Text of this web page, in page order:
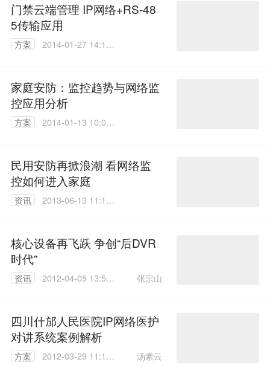
门禁云端管理 IP网络+RS-48
5传输应用
方案
2014-01-27 14:19:
家庭安防：监控趋势与网络监
控应用分析
方案
2014-01-13 10:06:
民用安防再掀浪潮 看网络监
控如何进入家庭
资讯
2013-06-13 11:14:
核心设备再飞跃 争创“后DVR
时代”
资讯
2012-04-05 13:52:
张宗山
四川什邡人民医院IP网络医护
对讲系统案例解析
方案
2012-03-29 11:11:
汤素云